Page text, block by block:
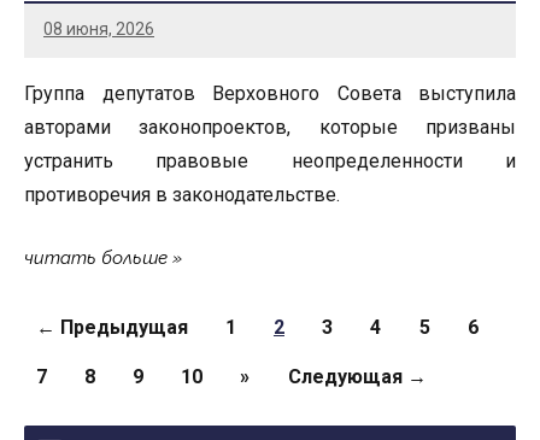
08 июня, 2026
Группа депутатов Верховного Совета выступила
авторами законопроектов, которые призваны
устранить правовые неопределенности и
противоречия в законодательстве.
читать больше
Страницы
← Предыдущая 1 2 3 4 5 6
7 8 9 10 » Следующая →